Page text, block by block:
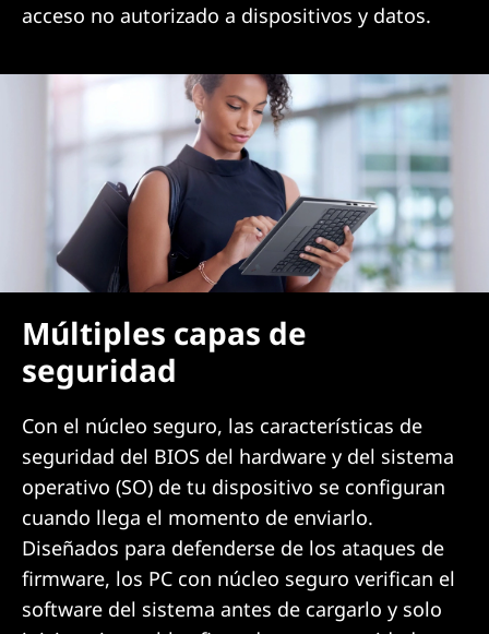
acceso no autorizado a dispositivos y datos.
Múltiples capas de
seguridad
Con el núcleo seguro, las características de
seguridad del BIOS del hardware y del sistema
operativo (SO) de tu dispositivo se configuran
cuando llega el momento de enviarlo.
Diseñados para defenderse de los ataques de
firmware, los PC con núcleo seguro verifican el
software del sistema antes de cargarlo y solo